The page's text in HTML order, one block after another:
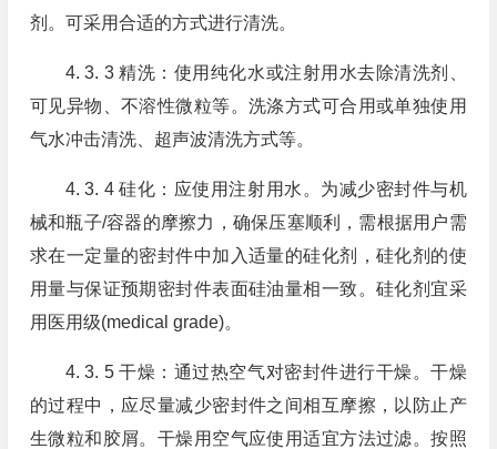
剂。可采用合适的方式进行清洗。
4. 3. 3 精洗：使用纯化水或注射用水去除清洗剂、
可见异物、不溶性微粒等。洗涤方式可合用或单独使用
气水冲击清洗、超声波清洗方式等。
4. 3. 4 硅化：应使用注射用水。为减少密封件与机
械和瓶子/容器的摩擦力，确保压塞顺利，需根据用户需
求在一定量的密封件中加入适量的硅化剂，硅化剂的使
用量与保证预期密封件表面硅油量相一致。硅化剂宜采
用医用级(medical grade)。
4. 3. 5 干燥：通过热空气对密封件进行干燥。干燥
的过程中，应尽量减少密封件之间相互摩擦，以防止产
生微粒和胶屑。干燥用空气应使用适宜方法过滤。按照